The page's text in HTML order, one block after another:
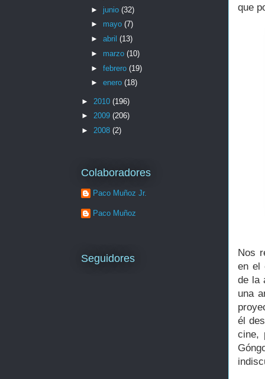
que
Nos
en el
de la
una
él
cine,
► junio (32)
► mayo (7)
► abril (13)
► marzo (10)
► febrero (19)
► enero (18)
► 2010 (196)
► 2009 (206)
► 2008 (2)
Colaboradores
Paco Muñoz Jr.
Paco Muñoz
Seguidores